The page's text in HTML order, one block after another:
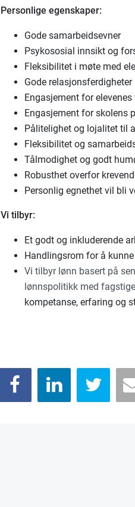
Personlige egenskaper:
Gode samarbeidsevner
Psykososial innsikt og
Fleksibilitet i møte med
Gode relasjonsferdigheter
Engasjement for
Engasjement for skolens
Pålitelighet og lojalitet til
Fleksibilitet og
Tålmodighet og godt
Robusthet overfor
Personlig egnethet vil bli
Vi tilbyr:
Et godt og inkluderende
Handlingsrom for å
Vi tilbyr lønn basert på
lønnspolitikk med
kompetanse, erfaring og